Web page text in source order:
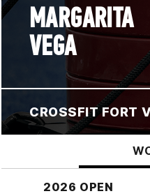
MARGARITA
VEGA
CROSSFIT FORT
2026 OPEN